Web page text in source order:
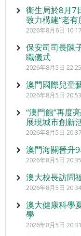
衛生局於8月7
致力構建“老
2026年8月6日 10:17
保安司司長陳
職儀式
2026年8月5日 22:25
澳門國際兒童
2026年8月5日 20:53
“澳門館”再度
展現城市創新
2026年8月5日 20:37
澳門海關晉升
2026年8月5日 20:35
澳大校長訪問
2026年8月5日
澳大健康科學
學
2026年8月5日 20:31